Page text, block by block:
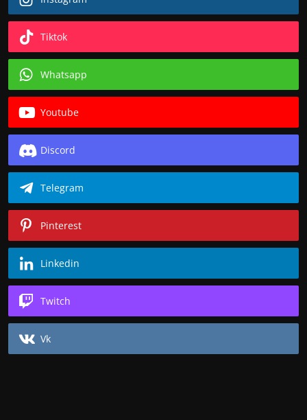
Tiktok
Whatsapp
Youtube
Discord
Telegram
Pinterest
Linkedin
Twitch
Vk